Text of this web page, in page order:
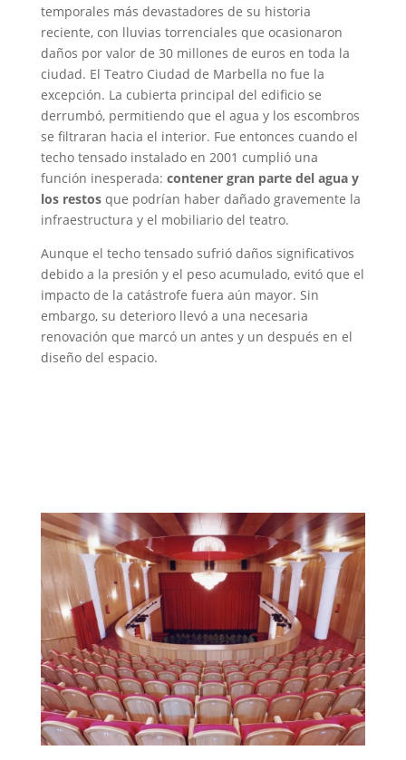
temporales más devastadores de su historia
reciente, con lluvias torrenciales que ocasionaron
daños por valor de 30 millones de euros en toda la
ciudad. El Teatro Ciudad de Marbella no fue la
excepción. La cubierta principal del edificio se
derrumbó, permitiendo que el agua y los escombros
se filtraran hacia el interior. Fue entonces cuando el
techo tensado instalado en 2001 cumplió una
función inesperada: contener gran parte del agua y
los restosque podrían haber dañado gravemente la
infraestructura y el mobiliario del teatro.
Aunque el techo tensado sufrió daños significativos
debido a la presión y el peso acumulado, evitó que el
impacto de la catástrofe fuera aún mayor. Sin
embargo, su deterioro llevó a una necesaria
renovación que marcó un antes y un después en el
diseño del espacio.